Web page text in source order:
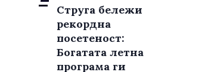
Струга бележи
рекордна
посетеност:
Богатата летна
програма ги